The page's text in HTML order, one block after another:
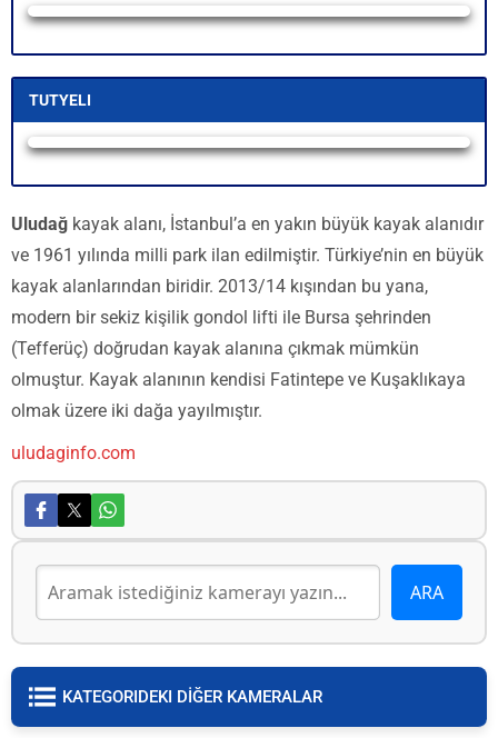
Yayın Yükleniyor...
TUTYELI
Yayın Yükleniyor...
Uludağ kayak alanı, İstanbul’a en yakın büyük kayak alanıdır
ve 1961 yılında milli park ilan edilmiştir. Türkiye’nin en büyük
kayak alanlarından biridir. 2013/14 kışından bu yana,
modern bir sekiz kişilik gondol lifti ile Bursa şehrinden
(Tefferüç) doğrudan kayak alanına çıkmak mümkün
olmuştur. Kayak alanının kendisi Fatintepe ve Kuşaklıkaya
olmak üzere iki dağa yayılmıştır.
uludaginfo.com
KATEGORIDEKI DİĞER KAMERALAR